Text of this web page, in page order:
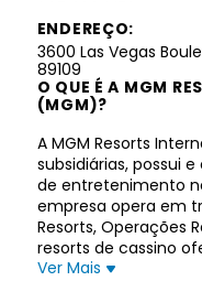
ENDEREÇO:
3600 Las Vegas
89109
O QUE É A MGM
(MGM)?
A MGM Resorts
subsidiárias, possui
de entretenimento
empresa opera em
Resorts, Operações
resorts de cassino
convenções,
Ver Mais